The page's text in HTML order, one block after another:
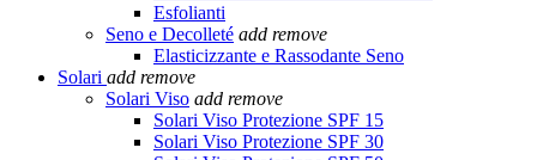
Esfolianti
Seno e Decolleté add remove
Elasticizzante e Rassodante Seno
Solari add remove
Solari Viso add remove
Solari Viso Protezione SPF 15
Solari Viso Protezione SPF 30